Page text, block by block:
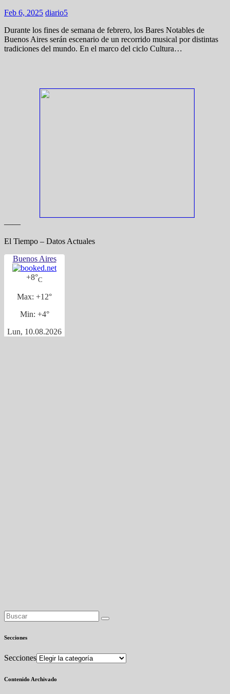
Feb 6, 2025 diario5
Durante los fines de semana de febrero, los Bares Notables de
Buenos Aires serán escenario de un recorrido musical por distintas
tradiciones del mundo. En el marco del ciclo Cultura…
——
El Tiempo – Datos Actuales
Buenos Aires
+8°C
Max: +12°
Min: +4°
Lun, 10.08.2026
Secciones
Secciones
Contenido Archivado